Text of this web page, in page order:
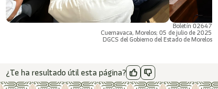
Boletín 02647
Cuernavaca, Morelos; 05 de julio de 2025
DGCS del Gobierno del Estado de Morelos
¿Te ha resultado útil esta página?